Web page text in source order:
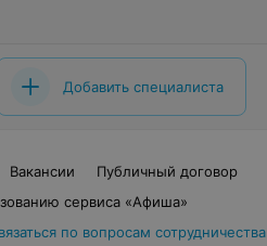
Добавить специалиста
Вакансии
Публичный договор
сервиса «Афиша»
по вопросам сотрудничества